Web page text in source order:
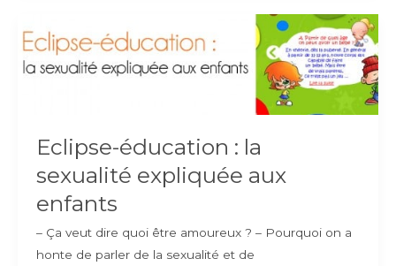
à
t’aimer
Eclipse-éducation : la
sexualité expliquée aux
enfants
– Ça veut dire quoi être amoureux ? – Pourquoi on a
honte de parler de la sexualité et de